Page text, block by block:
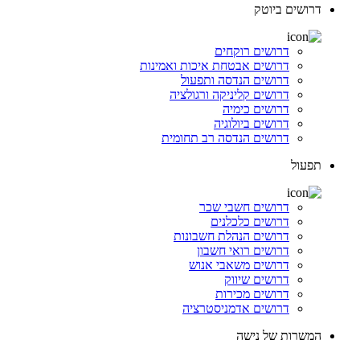
דרושים ביוטק
דרושים רוקחים
דרושים אבטחת איכות ואמינות
דרושים הנדסה ותפעול
דרושים קליניקה ורגולציה
דרושים כימיה
דרושים ביולוגיה
דרושים הנדסה רב תחומית
תפעול
דרושים חשבי שכר
דרושים כלכלנים
דרושים הנהלת חשבונות
דרושים רואי חשבון
דרושים משאבי אנוש
דרושים שיווק
דרושים מכירות
דרושים אדמניסטרציה
המשרות של נישה